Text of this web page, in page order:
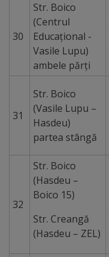
30
Str. Boico
(Centrul
Educațional -
Vasile Lupu)
ambele părţi
31
Str. Boico
(Vasile Lupu –
Hasdeu)
partea stângă
32
Str. Boico
(Hasdeu –
Boico 15)
Str. Creangă
(Hasdeu – ZEL)